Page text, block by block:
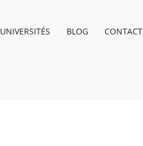
UNIVERSITÉS BLOG CONTACT